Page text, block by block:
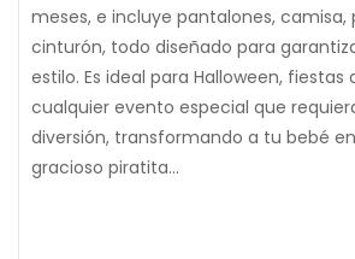
meses, e incluye pantalones, camisa,
cinturón, todo diseñado para
estilo. Es ideal para Halloween, fiestas
cualquier evento especial que
diversión, transformando a tu bebé
gracioso piratita...